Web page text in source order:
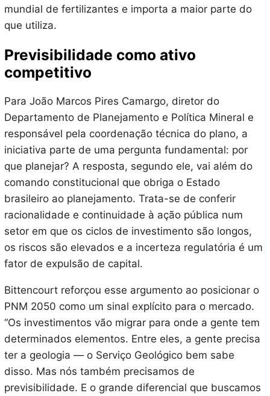
mundial de fertilizantes e importa a maior parte do
que utiliza.
Previsibilidade como ativo
competitivo
Para João Marcos Pires Camargo, diretor do
Departamento de Planejamento e Política Mineral e
responsável pela coordenação técnica do plano, a
iniciativa parte de uma pergunta fundamental: por
que planejar? A resposta, segundo ele, vai além do
comando constitucional que obriga o Estado
brasileiro ao planejamento. Trata-se de conferir
racionalidade e continuidade à ação pública num
setor em que os ciclos de investimento são longos,
os riscos são elevados e a incerteza regulatória é um
fator de expulsão de capital.
Bittencourt reforçou esse argumento ao posicionar o
PNM 2050 como um sinal explícito para o mercado.
“Os investimentos vão migrar para onde a gente tem
determinados elementos. Entre eles, a gente precisa
ter a geologia — o Serviço Geológico bem sabe
disso. Mas nós também precisamos de
previsibilidade. E o grande diferencial que buscamos